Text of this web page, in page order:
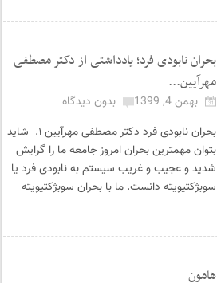
بحران نابودی فرد؛ یادداشتی از دکتر مصطفی
مهرآیین...
بهمن 4, 1399
بدون دیدگاه
بحران نابودی فرد دکتر مصطفی مهرآیین ۱. شاید
بتوان مهمترین بحران امروز جامعه ما را گرایش
شدید و عجیب و غریب سیستم به نابودی فرد یا
سوبژکتیویته دانست. ما با بحران سوبژکتیویته
هامون